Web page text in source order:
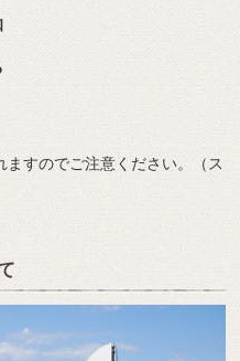
すのでご注意ください。（ス